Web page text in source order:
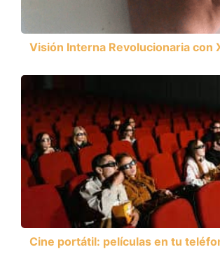
Visión Interna Revolucionaria con
Cine portátil: películas en tu